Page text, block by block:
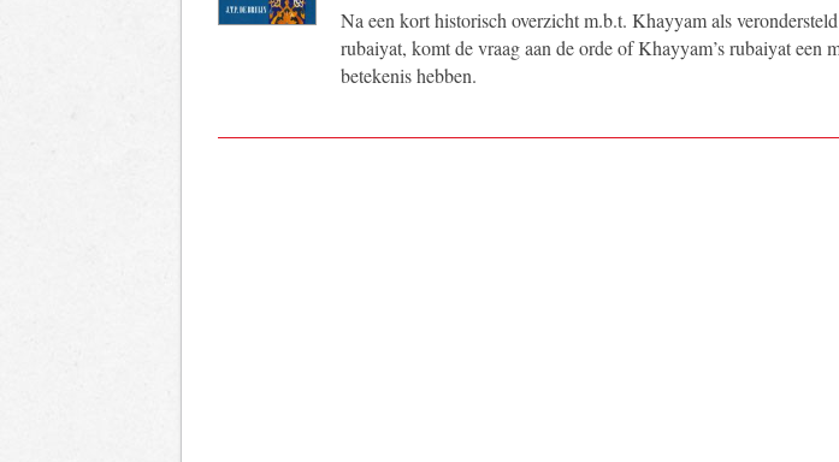
Na een kort historisch overzicht m.b.t. Khayyam als
rubaiyat, komt de vraag aan de orde of Khayyam’s rubaiyat een
betekenis hebben.